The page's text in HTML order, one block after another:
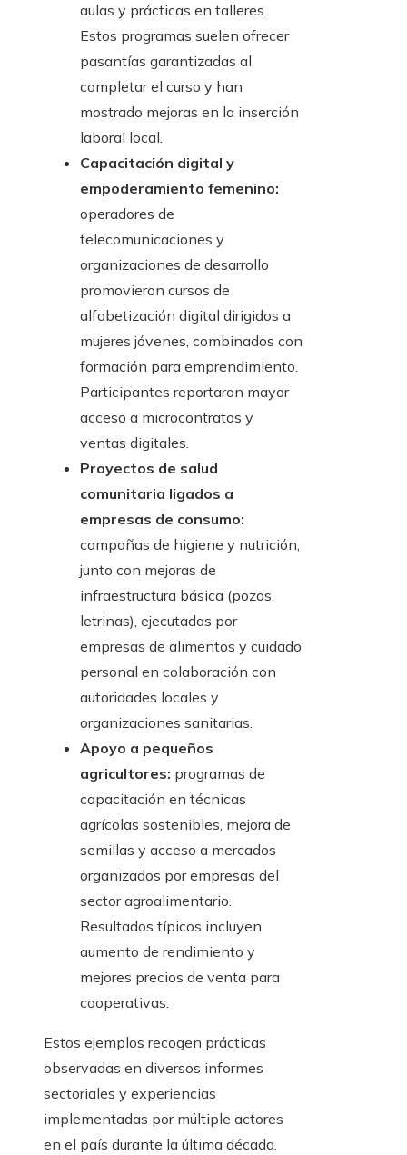
aulas y prácticas en talleres.
Estos programas suelen ofrecer
pasantías garantizadas al
completar el curso y han
mostrado mejoras en la inserción
laboral local.
Capacitación digital y
empoderamiento femenino:
operadores de
telecomunicaciones y
organizaciones de desarrollo
promovieron cursos de
alfabetización digital dirigidos a
mujeres jóvenes, combinados con
formación para emprendimiento.
Participantes reportaron mayor
acceso a microcontratos y
ventas digitales.
Proyectos de salud
comunitaria ligados a
empresas de consumo:
campañas de higiene y nutrición,
junto con mejoras de
infraestructura básica (pozos,
letrinas), ejecutadas por
empresas de alimentos y cuidado
personal en colaboración con
autoridades locales y
organizaciones sanitarias.
Apoyo a pequeños
agricultores: programas de
capacitación en técnicas
agrícolas sostenibles, mejora de
semillas y acceso a mercados
organizados por empresas del
sector agroalimentario.
Resultados típicos incluyen
aumento de rendimiento y
mejores precios de venta para
cooperativas.
Estos ejemplos recogen prácticas
observadas en diversos informes
sectoriales y experiencias
implementadas por múltiple actores
en el país durante la última década.